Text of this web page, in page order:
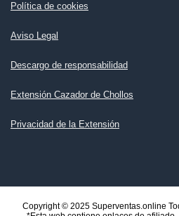
Política de cookies
Aviso Legal
Descargo de responsabilidad
Extensión Cazador de Chollos
Privacidad de la Extensión
Copyright © 2025 Superventas.online